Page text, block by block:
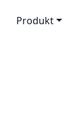
Produkt